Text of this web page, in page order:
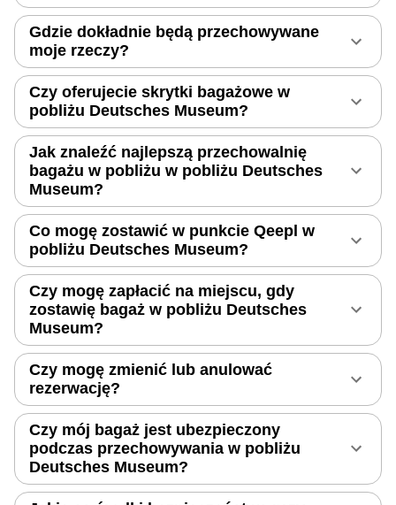
Gdzie dokładnie będą przechowywane
moje rzeczy?
Czy oferujecie skrytki bagażowe w
pobliżu Deutsches Museum?
Jak znaleźć najlepszą przechowalnię
bagażu w pobliżu w pobliżu Deutsches
Museum?
Co mogę zostawić w punkcie Qeepl w
pobliżu Deutsches Museum?
Czy mogę zapłacić na miejscu, gdy
zostawię bagaż w pobliżu Deutsches
Museum?
Czy mogę zmienić lub anulować
rezerwację?
Czy mój bagaż jest ubezpieczony
podczas przechowywania w pobliżu
Deutsches Museum?